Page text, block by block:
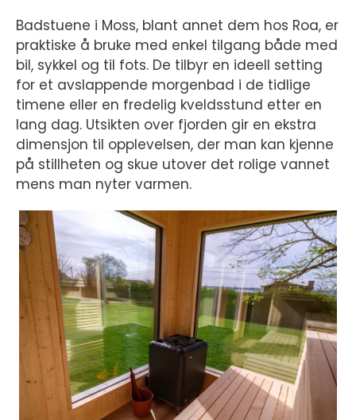
Badstuene i Moss, blant annet dem hos Roa, er
praktiske å bruke med enkel tilgang både med
bil, sykkel og til fots. De tilbyr en ideell setting
for et avslappende morgenbad i de tidlige
timene eller en fredelig kveldsstund etter en
lang dag. Utsikten over fjorden gir en ekstra
dimensjon til opplevelsen, der man kan kjenne
på stillheten og skue utover det rolige vannet
mens man nyter varmen.